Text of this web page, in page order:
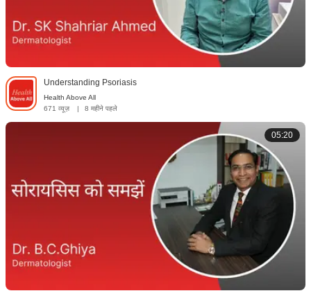
Understanding Psoriasis
Health Above All
671 व्यूज़
| 8 महीने पहले
05:20